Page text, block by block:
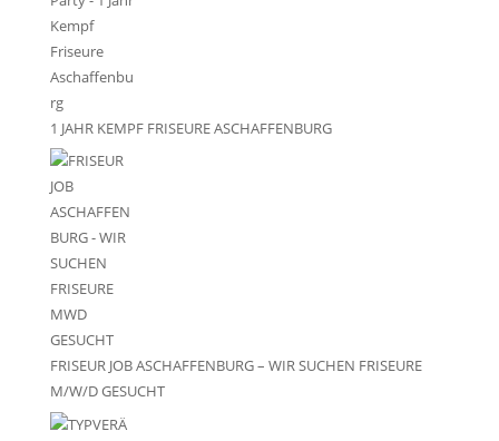
1 JAHR KEMPF FRISEURE ASCHAFFENBURG
FRISEUR JOB ASCHAFFENBURG – WIR SUCHEN FRISEURE
M/W/D GESUCHT